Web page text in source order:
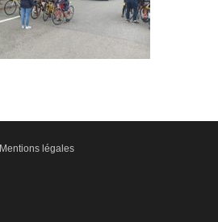
Mentions légales